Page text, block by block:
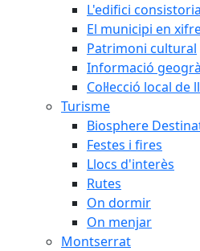
L'edifici
El municipi en
Patrimoni cultural
Informació
Col·lecció local de
Turisme
Biosphere
Festes i fires
Llocs d'interès
Rutes
On dormir
On menjar
Montserrat